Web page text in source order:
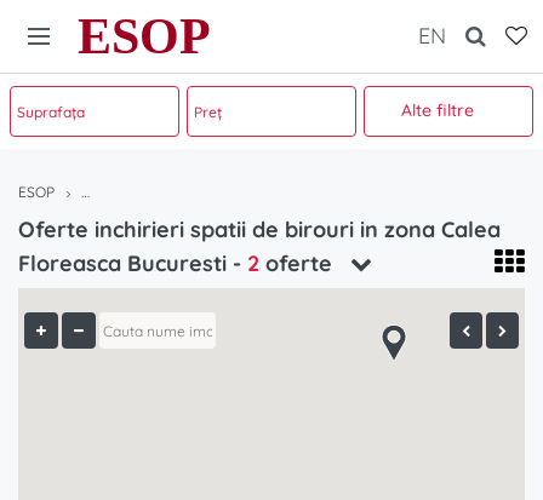
ESOP EN
Alte filtre
ESOP Oferte inchirieri spatii de birouri in zona Calea Floreasca Bucuresti
Oferte inchirieri spatii de birouri in zona Calea
Floreasca Bucuresti - 2 oferte